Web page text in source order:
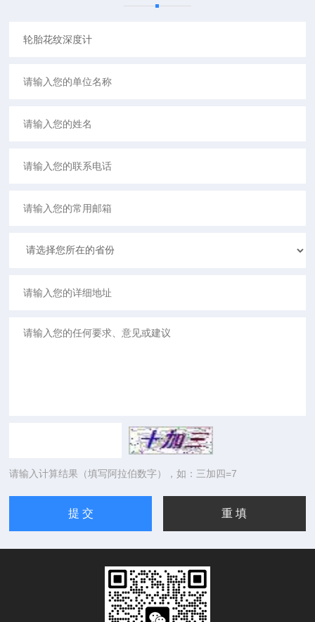
请输入计算结果（填写阿拉伯数字），如：三加四=7